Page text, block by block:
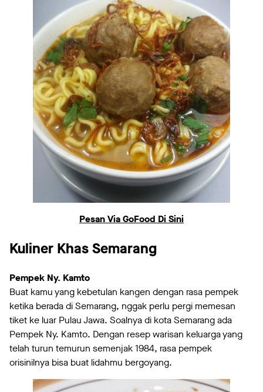
Pesan Via GoFood Di Sini
Kuliner Khas Semarang
Pempek Ny. Kamto
Buat kamu yang kebetulan kangen dengan rasa pempek
ketika berada di Semarang, nggak perlu pergi memesan
tiket ke luar Pulau Jawa. Soalnya di kota Semarang ada
Pempek Ny. Kamto. Dengan resep warisan keluarga yang
telah turun temurun semenjak 1984, rasa pempek
orisinilnya bisa buat lidahmu bergoyang.